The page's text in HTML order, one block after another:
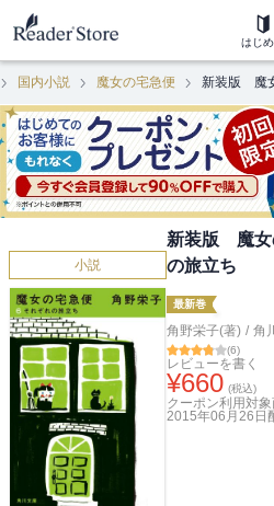
はじ
国内小説 魔女の宅急便 新装版 魔
小説
新装版 魔女
の旅立ち
最新巻
角野栄子(著) / 角
(6)
レビューを書く
¥660 (税込)
クーポン利用対象
2015年06月26日